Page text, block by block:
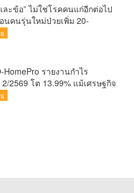
ละข้อ” ไม่ใช่โรคคนแก่อีกต่อไป
นคนรุ่นใหม่ป่วยเพิ่ม 20-
ง ‘ข้อเข่าเสื่อมก่อนวัย’ จาก
HomePro รายงานกำไร
2569 โต 13.99% แม้เศรษฐกิจ
ดินหน้าขยายสาขา เสริมพอร์ต